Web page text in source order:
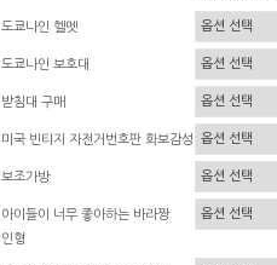
도쿄나인 헬멧
도쿄나인 보호대
받침대 구매
미국 빈티지 자전거번호판 화보감성
보조가방
아이들이 너무 좋아하는 바라짱
인형